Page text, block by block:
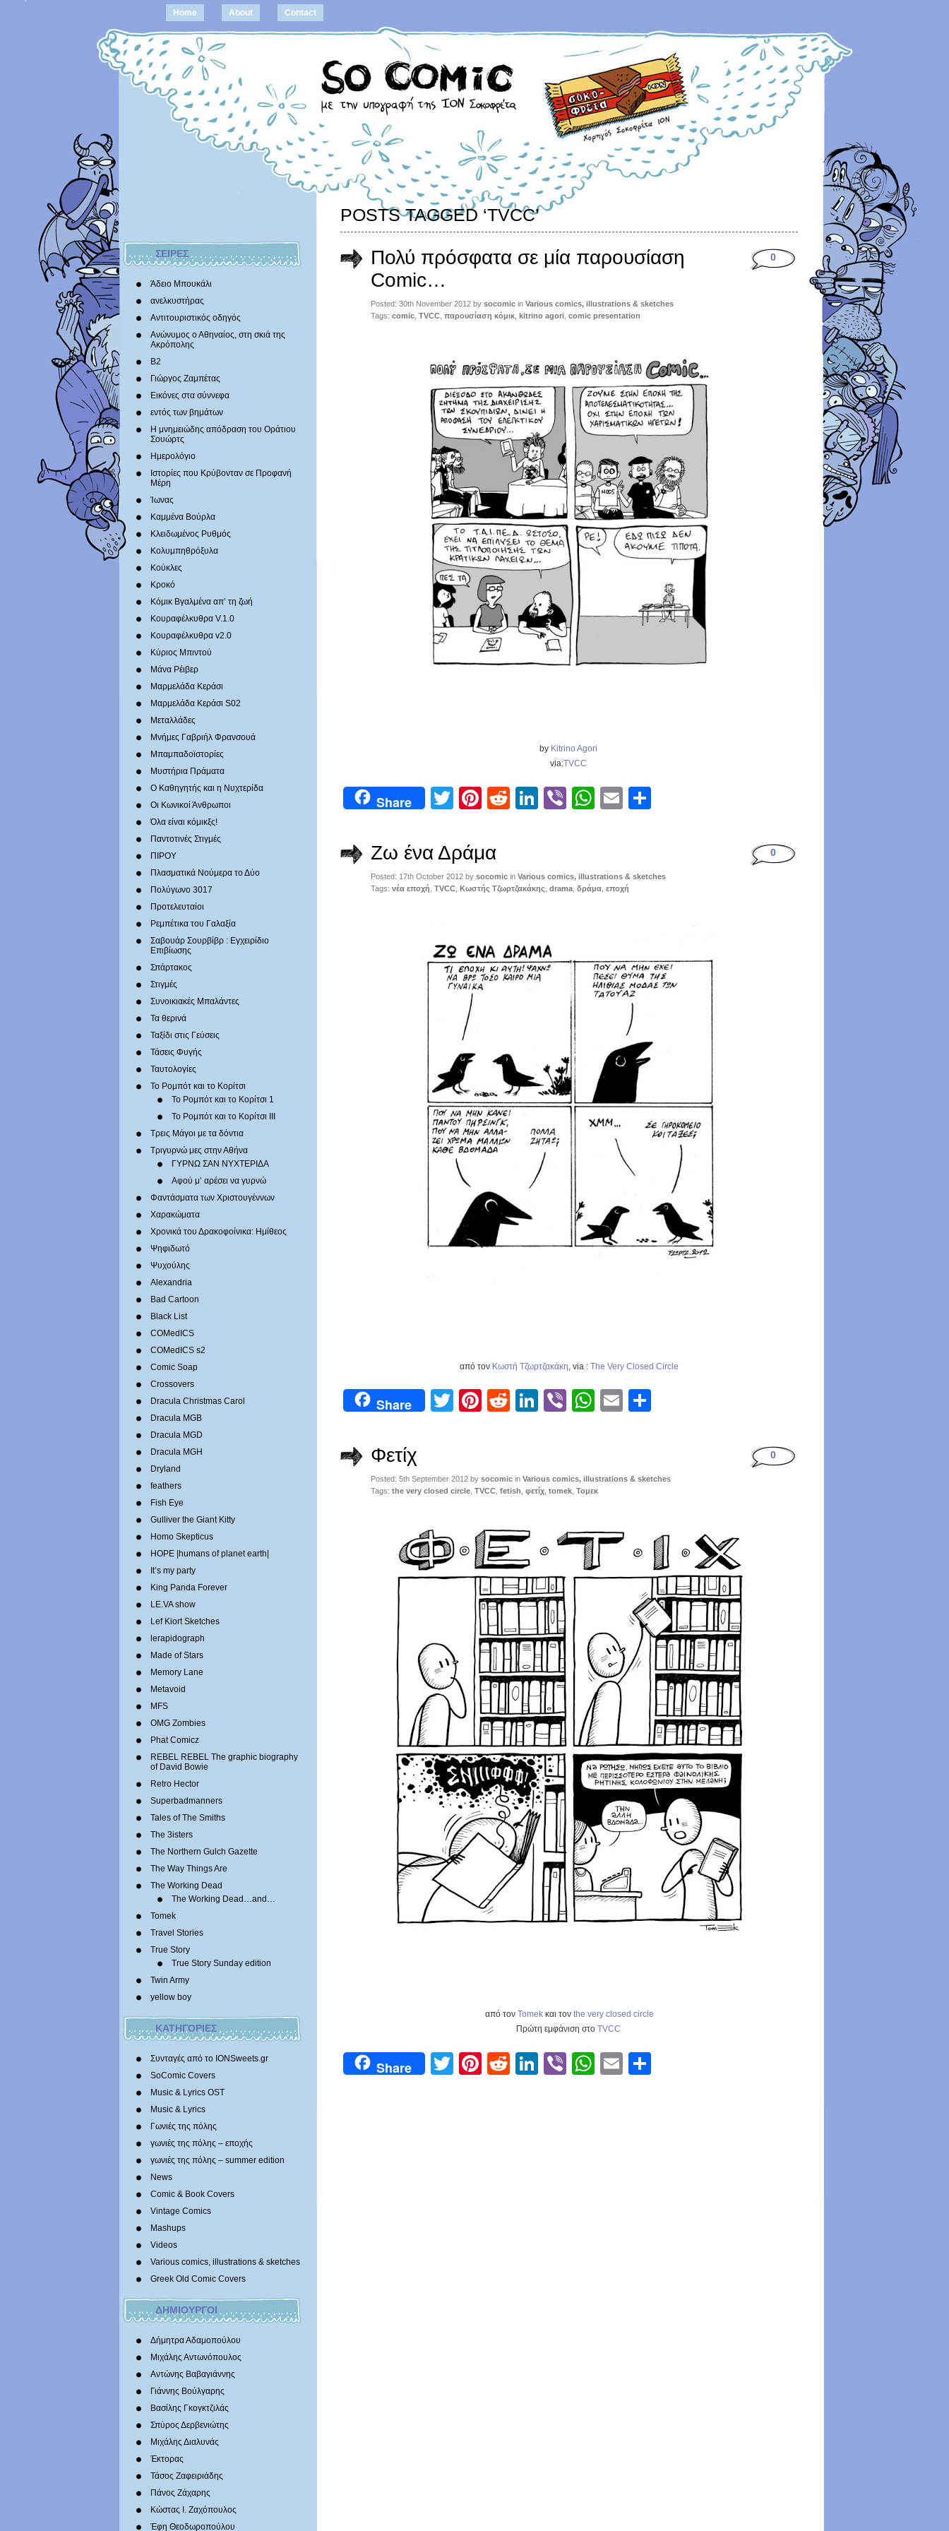
Home About Contact
ΣΕΙΡΕΣ
Άδειο Μπουκάλι
ανελκυστήρας
Αντιτουριστικός οδηγός
Ανώνυμος ο Αθηναίος, στη σκιά της
Ακρόπολης
Β2
Γιώργος Ζαμπέτας
Εικόνες στα σύννεφα
εντός των βημάτων
Η μνημειώδης απόδραση του Οράτιου
Σουώρτς
Ημερολόγιο
Ιστορίες που Κρύβονταν σε Προφανή
Μέρη
Ίωνας
Καμμένα Βούρλα
Κλειδωμένος Ρυθμός
Κολυμπηθρόξυλα
Κούκλες
Κροκό
Κόμικ Βγαλμένα απ’ τη ζωή
Κουραφέλκυθρα V.1.0
Κουραφέλκυθρα v2.0
Κύριος Μπιντού
Μάνα Ρέιβερ
Μαρμελάδα Κεράσι
Μαρμελάδα Κεράσι S02
Μεταλλάδες
Mνήμες Γαβριήλ Φρανσουά
Μπαμπαδοϊστορίες
Μυστήρια Πράματα
Ο Καθηγητής και η Νυχτερίδα
Οι Κωνικοί Άνθρωποι
Όλα είναι κόμικξς!
Παντοτινές Στιγμές
ΠΙΡΟΥ
Πλασματικά Νούμερα το Δύο
Πολύγωνο 3017
Προτελευταίοι
Ρεμπέτικα του Γαλαξία
Σαβουάρ Σουρβίβρ : Εγχειρίδιο
Επιβίωσης
Σπάρτακος
Στιγμές
Συνοικιακές Μπαλάντες
Τα θερινά
Ταξίδι στις Γεύσεις
Τάσεις Φυγής
Ταυτολογίες
Το Ρομπότ και το Κορίτσι
Το Ρομπότ και το Κορίτσι 1
Το Ρομπότ και το Κορίτσι III
Τρεις Μάγοι με τα δόντια
Τριγυρνώ μες στην Αθήνα
ΓΥΡΝΩ ΣΑΝ ΝΥΧΤΕΡΙΔΑ
Αφού μ’ αρέσει να γυρνώ
Φαντάσματα των Χριστουγέννων
Χαρακώματα
Χρονικά του Δρακοφοίνικα: Ημίθεος
Ψηφιδωτό
Ψυχούλης
Alexandria
Bad Cartoon
Black List
COMedICS
COMedICS s2
Comic Soap
Crossovers
Dracula Christmas Carol
Dracula MGB
Dracula MGD
Dracula MGH
Dryland
feathers
Fish Eye
Gulliver the Giant Kitty
Homo Skepticus
HOPE |humans of planet earth|
It’s my party
King Panda Forever
LE.VA show
Lef Kiort Sketches
lerapidograph
Made of Stars
Memory Lane
Metavoid
MFS
OMG Zombies
Phat Comicz
REBEL REBEL The graphic biography
of David Bowie
Retro Hector
Superbadmanners
Tales of The Smiths
The 3isters
The Northern Gulch Gazette
The Way Things Are
The Working Dead
The Working Dead…and…
Tomek
Travel Stories
True Story
True Story Sunday edition
Twin Army
yellow boy
ΚΑΤΗΓΟΡΙΕΣ
Συνταγές από το IONSweets.gr
SoComic Covers
Music & Lyrics OST
Music & Lyrics
Γωνιές της πόλης
γωνιές της πόλης – εποχής
γωνιές της πόλης – summer edition
News
Comic & Book Covers
Vintage Comics
Mashups
Videos
Various comics, illustrations & sketches
Greek Old Comic Covers
ΔΗΜΙΟΥΡΓΟΙ
Δήμητρα Αδαμοπούλου
Μιχάλης Αντωνόπουλος
Αντώνης Βαβαγιάννης
Γιάννης Βούλγαρης
Βασίλης Γκογκτζιλάς
Σπύρος Δερβενιώτης
Mιχάλης Διαλυνάς
Έκτορας
Τάσος Ζαφειριάδης
Πάνος Ζάχαρης
Κώστας Ι. Ζαχόπουλoς
Έφη Θεοδωροπούλου
POSTS TAGGED ‘TVCC’
Πολύ πρόσφατα σε μία παρουσίαση
Comic…
Posted: 30th November 2012 by socomic in Various comics, illustrations & sketches
Tags: comic TVCC παρουσίαση κόμικ kitrino agori comic presentation
0
by Kitrino Agori
via:TVCC
Share Twitter
Pinterest
RedditLinkedIn
ViberWhatsApp
Email
Ζω ένα Δράμα
Posted: 17th October 2012 by socomic in Various comics, illustrations & sketches
Tags: νέα εποχή TVCC Κωστής Τζωρτζακάκης drama δράμα εποχή
0
από τον Κωστή Τζωρτζακάκη , via : The Very Closed Circle
Share Twitter
Pinterest
RedditLinkedIn
ViberWhatsApp
Email
Φετίχ
Posted: 5th September 2012 by socomic in Various comics, illustrations & sketches
Tags: the very closed circle TVCC fetish φετίχ tomek Τομεκ
0
από τον Tomekκαι τον the very closed circle
Πρώτη εμφάνιση στο TVCC
Share Twitter
Pinterest
RedditLinkedIn
ViberWhatsApp
Email